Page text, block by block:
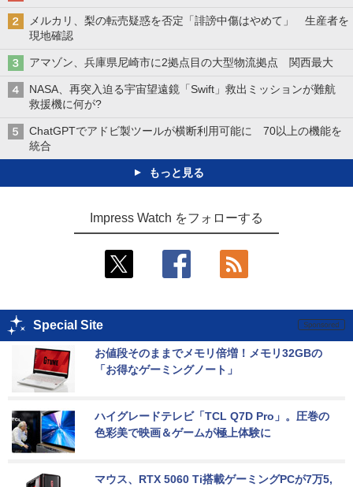
メルカリ、梨の転売疑惑を否定「誹謗中傷はやめて」 生産者を
現地確認
アマゾン、兵庫県尼崎市に2拠点目の大型物流拠点 関西最大
NASA、再突入迫る宇宙望遠鏡「Swift」救出ミッションが難航
救援機に何が?
ChatGPTでアドビ製ツールが横断利用可能に 70以上の機能を
統合
もっと見る
Impress Watch をフォローする
Special Site
お値段そのままでメモリ倍増！メモリ32GBの
「お得なゲーミングノート」
ハイグレードテレビ「TCL Q7D Pro」。圧巻の
色彩美で映画＆ゲームが極上体験に
マウス、RTX 5060 Ti搭載ゲーミングPCが7万5,